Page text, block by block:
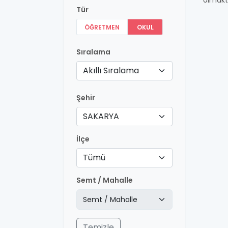
Tür
ÖĞRETMEN OKUL
Sıralama
Akıllı Sıralama
Şehir
SAKARYA
İlçe
Tümü
Semt / Mahalle